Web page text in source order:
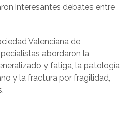
interesantes debates entre
Valenciana de
abordaron la
y fatiga, la patología
y la fractura por fragilidad,